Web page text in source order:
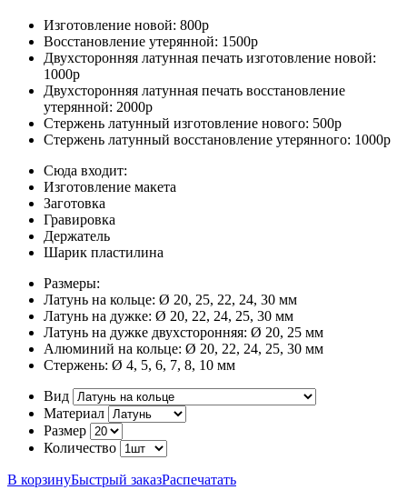
Изготовление новой: 800р
Восстановление утерянной: 1500р
Двухсторонняя латунная печать изготовление новой:
1000р
Двухсторонняя латунная печать восстановление
утерянной: 2000р
Стержень латунный изготовление нового: 500р
Стержень латунный восстановление утерянного: 1000р
Сюда входит:
Изготовление макета
Заготовка
Гравировка
Держатель
Шарик пластилина
Размеры:
Латунь на кольце: Ø 20, 25, 22, 24, 30 мм
Латунь на дужке: Ø 20, 22, 24, 25, 30 мм
Латунь на дужке двухсторонняя: Ø 20, 25 мм
Алюминий на кольце: Ø 20, 22, 24, 25, 30 мм
Стержень: Ø 4, 5, 6, 7, 8, 10 мм
Вид
Материал
Размер
Количество
В корзинуБыстрый заказРаспечатать